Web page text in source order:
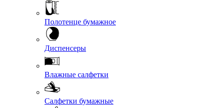
Полотенце бумажное
Диспенсеры
Влажные салфетки
Салфетки бумажные